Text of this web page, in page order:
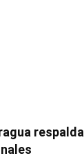
respalda